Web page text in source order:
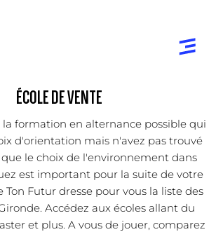
ÉCOLE DE VENTE
la formation en alternance possible qui
d'orientation mais n'avez pas trouvé
que le choix de l'environnement dans
est important pour la suite de votre
Ton Futur dresse pour vous la liste des
Accédez aux écoles allant du
et plus. A vous de jouer, comparez